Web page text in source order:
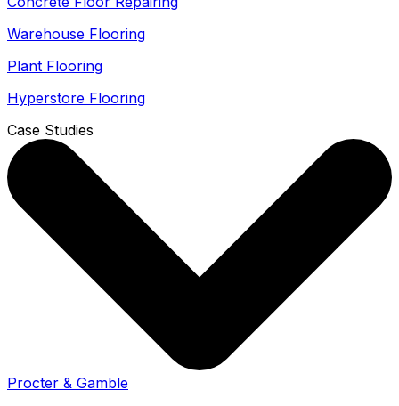
Warehouse Flooring
Plant Flooring
Hyperstore Flooring
Case Studies
Procter & Gamble